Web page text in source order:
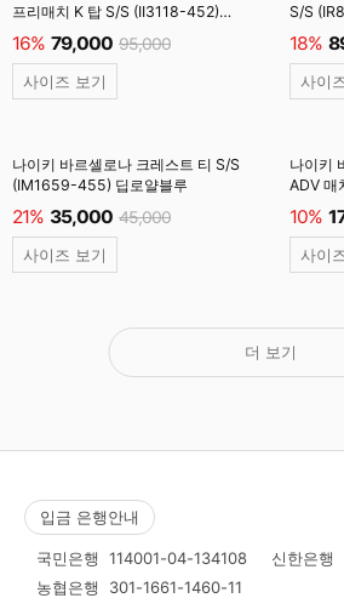
프리매치 K 탑 S/S (II3118-452)
옵시디언
16% 79,000 95,000
사이즈 보기
S/S
18%
사이
나이키 바르셀로나 크레스트 티 S/S
(IM1659-455) 딥로얄블루
21% 35,000 45,000
사이즈 보기
나이키
ADV 매
10%
사이
더 보기
입금 은행안내
국민은행 114001-04-134108 신한은행
농협은행 301-1661-1460-11